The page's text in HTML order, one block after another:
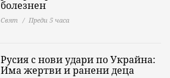
болезнен
Свят Преди 5 часа
Русия с нови удари по Украйна:
Има жертви и ранени деца